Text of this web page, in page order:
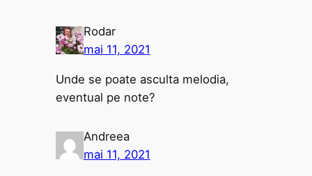
Rodar
mai 11, 2021
Unde se poate asculta melodia,
eventual pe note?
Andreea
mai 11, 2021